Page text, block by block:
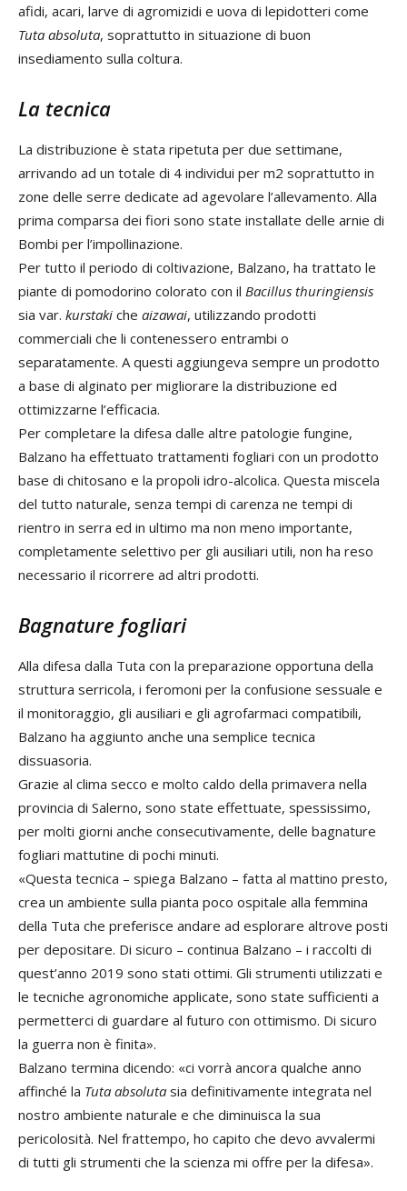
afidi, acari, larve di agromizidi e uova di lepidotteri come
Tuta absoluta, soprattutto in situazione di buon
insediamento sulla coltura.
La tecnica
La distribuzione è stata ripetuta per due settimane,
arrivando ad un totale di 4 individui per m2 soprattutto in
zone delle serre dedicate ad agevolare l’allevamento. Alla
prima comparsa dei fiori sono state installate delle arnie di
Bombi per l’impollinazione.
Per tutto il periodo di coltivazione, Balzano, ha trattato le
piante di pomodorino colorato con il Bacillus thuringiensis
sia var. kurstaki che aizawai, utilizzando prodotti
commerciali che li contenessero entrambi o
separatamente. A questi aggiungeva sempre un prodotto
a base di alginato per migliorare la distribuzione ed
ottimizzarne l’efficacia.
Per completare la difesa dalle altre patologie fungine,
Balzano ha effettuato trattamenti fogliari con un prodotto
base di chitosano e la propoli idro-alcolica. Questa miscela
del tutto naturale, senza tempi di carenza ne tempi di
rientro in serra ed in ultimo ma non meno importante,
completamente selettivo per gli ausiliari utili, non ha reso
necessario il ricorrere ad altri prodotti.
Bagnature fogliari
Alla difesa dalla Tuta con la preparazione opportuna della
struttura serricola, i feromoni per la confusione sessuale e
il monitoraggio, gli ausiliari e gli agrofarmaci compatibili,
Balzano ha aggiunto anche una semplice tecnica
dissuasoria.
Grazie al clima secco e molto caldo della primavera nella
provincia di Salerno, sono state effettuate, spessissimo,
per molti giorni anche consecutivamente, delle bagnature
fogliari mattutine di pochi minuti.
«Questa tecnica – spiega Balzano – fatta al mattino presto,
crea un ambiente sulla pianta poco ospitale alla femmina
della Tuta che preferisce andare ad esplorare altrove posti
per depositare. Di sicuro – continua Balzano – i raccolti di
quest’anno 2019 sono stati ottimi. Gli strumenti utilizzati e
le tecniche agronomiche applicate, sono state sufficienti a
permetterci di guardare al futuro con ottimismo. Di sicuro
la guerra non è finita».
Balzano termina dicendo: «ci vorrà ancora qualche anno
affinché la Tuta absoluta sia definitivamente integrata nel
nostro ambiente naturale e che diminuisca la sua
pericolosità. Nel frattempo, ho capito che devo avvalermi
di tutti gli strumenti che la scienza mi offre per la difesa».